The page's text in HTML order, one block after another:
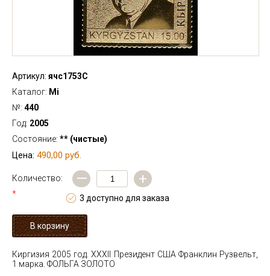
Артикул: ячс1753С
Каталог: Mi
№: 440
Год: 2005
Состояние: ** (чистые)
Цена: 490,00 руб.
Количество:
*
— +
3 доступно для заказа
Киргизия 2005 год. XXXII Президент США Франклин Рузвельт,
1 марка. ФОЛЬГА ЗОЛОТО